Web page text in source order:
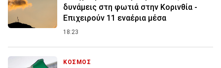
δυνάμεις στη φωτιά στην Κορινθία -
Επιχειρούν 11 εναέρια μέσα
18:23
ΚΟΣΜΟΣ